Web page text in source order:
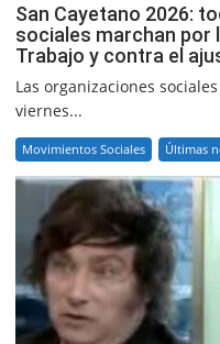
San Cayetano 2026:
sociales marchan por
Trabajo y contra el
Las organizaciones
viernes...
Movimientos Sociales Últimas